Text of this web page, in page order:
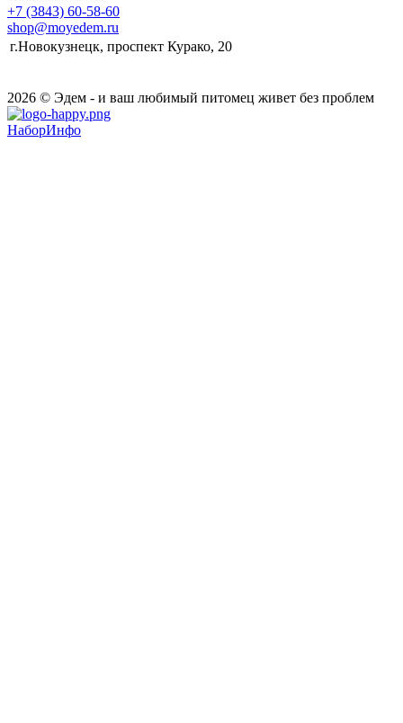
+7 (3843) 60-58-60
shop@moyedem.ru
г.Новокузнецк, проспект Курако, 20
2026 © Эдем - и ваш любимый питомец живет без проблем
НаборИнфо